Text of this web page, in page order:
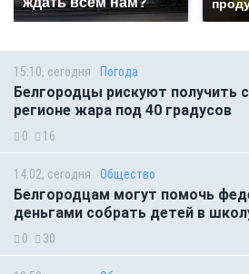
15:10, сегодня Погода
Белгородцы рискуют получить
регионе жара под 40 градусов
0 16
14:02, сегодня Общество
Белгородцам могут помочь
деньгами собрать детей в
0 30